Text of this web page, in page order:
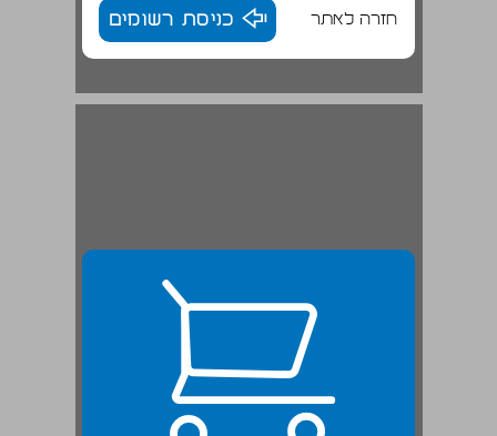
חזרה לאתר כניסת רשומים